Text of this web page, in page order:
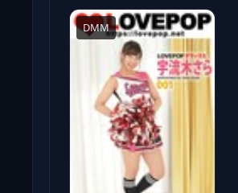
DMM